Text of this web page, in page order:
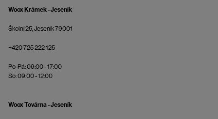
Woox Krámek - Jeseník
Školní 25, Jeseník 79001
+420 725 222 125
Po-Pá: 09:00 - 17:00
So: 09:00 - 12:00
Woox Továrna - Jeseník